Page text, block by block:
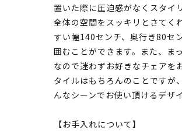
置いた際に圧迫感がなくスタイ
全体の空間をスッキリとさてく
すい幅140センチ、奥行き80セ
囲むことができます。また、ま
なので迷わずお好きなチェアを
タイルはもちろんのことですが
んなシーンでお使い頂けるデザ
【お手入れについて】